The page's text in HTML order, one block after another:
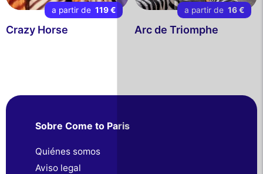
a partir de 119 €
Crazy Horse
a partir de 16 €
Arc de Triomphe
Sobre Come to Paris
Quiénes somos
Aviso legal